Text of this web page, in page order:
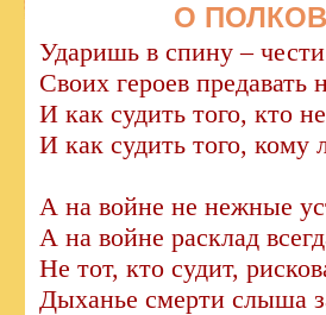
О
Ударишь в спину –
Своих героев предавать
И как судить того, кто
И как судить того, кому
А на войне не нежные
А на войне расклад
Не тот, кто судит,
Дыханье смерти слыша